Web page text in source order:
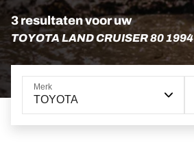
3 resultaten voor uw
TOYOTA LAND CRUISER 80 1994
Merk
TOYOTA